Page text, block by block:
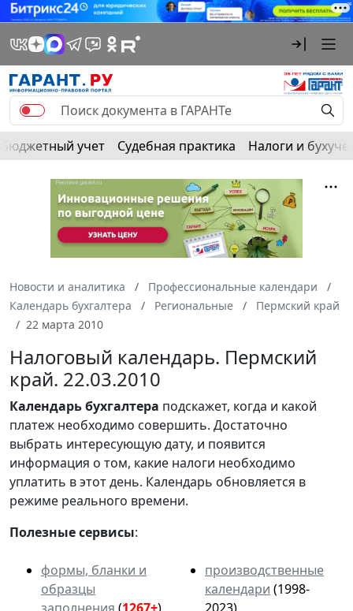
Бюджетный учет Судебная практика Налоги и
Новости и аналитика
Профессиональные календари
Календарь бухгалтера
Региональные
Пермский край
22 марта 2010
Налоговый календарь. Пермский
край. 22.03.2010
Календарьбухгалтера подскажет, когда и какой
платеж необходимо совершить. Достаточно
выбрать интересующую дату, и появится
информация о том, какие налоги необходимо
уплатить в этот день. Календарь обновляется в
режиме реального времени.
Полезные сервисы:
формы, бланки и
образцы
производственные
календари (1998-